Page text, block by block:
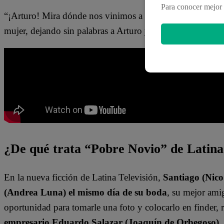
“¡Arturo! Mira dónde nos vinimos a encontrar. Espero
mujer, dejando sin palabras a Arturo y más que
¿De qué trata “Pobre Novio” de
En la nueva ficción de Latina Televisión, Santiago
(Andrea Luna) el mismo día de su boda, su mejor
oportunidad para tomarle una foto y colocarlo en finder,
Para conocer